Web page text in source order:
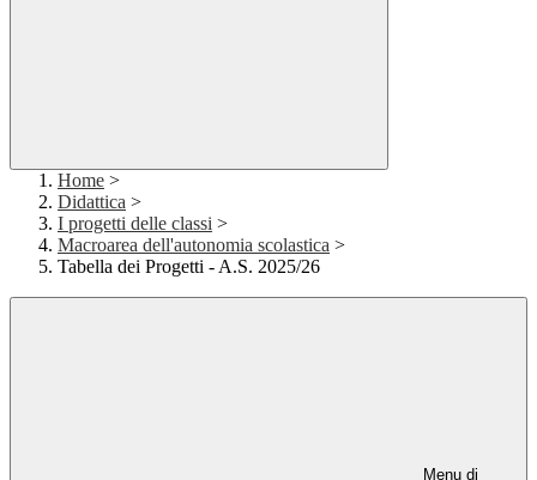
Home >
Didattica >
I progetti delle classi >
Macroarea dell'autonomia scolastica >
Tabella dei Progetti - A.S. 2025/26
Menu di